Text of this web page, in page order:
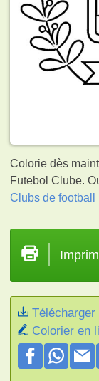
Colorie dès
Futebol Clube.
Clubs de football
Colorier en